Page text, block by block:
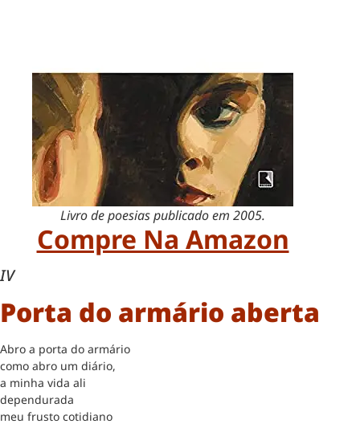
Livro de poesias publicado em 2005.
Compre Na Amazon
IV
Porta do armário aberta
Abro a porta do armário
como abro um diário,
a minha vida ali
dependurada
meu frusto cotidiano